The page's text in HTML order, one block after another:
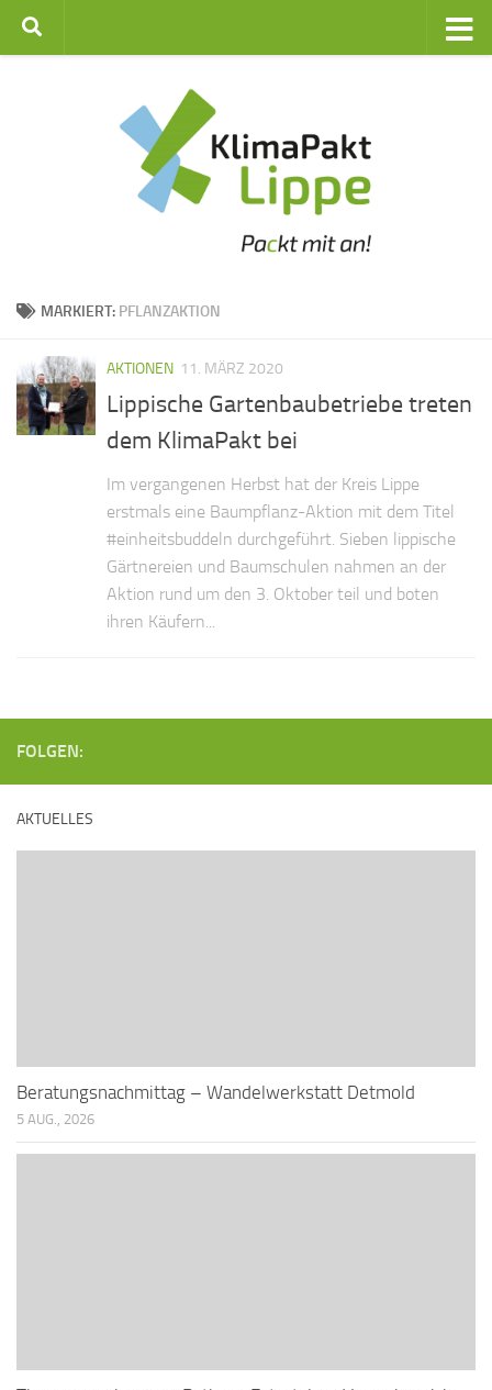
Zum Inhalt springen
MARKIERT: PFLANZAKTION
AKTIONEN 11. MÄRZ 2020
Lippische Gartenbaubetriebe treten
dem KlimaPakt bei
Im vergangenen Herbst hat der Kreis Lippe
erstmals eine Baumpflanz-Aktion mit dem Titel
#einheitsbuddeln durchgeführt. Sieben lippische
Gärtnereien und Baumschulen nahmen an der
Aktion rund um den 3. Oktober teil und boten
ihren Käufern...
FOLGEN:
AKTUELLES
Beratungsnachmittag – Wandelwerkstatt Detmold
5 AUG., 2026